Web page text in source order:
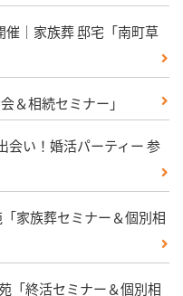
催｜家族葬 邸宅「南町草
＆相続セミナー」
会い！婚活パーティー 参
家族葬セミナー＆個別相
「終活セミナー＆個別相